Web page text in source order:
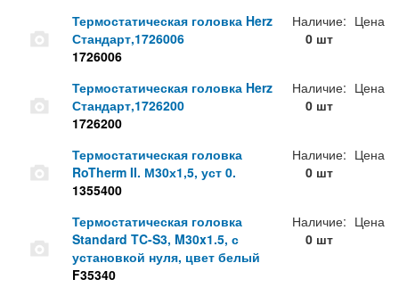
Термостатическая головка Herz
Стандарт,1726006
1726006
Наличие:
0 шт
Цена
Термостатическая головка Herz
Стандарт,1726200
1726200
Наличие:
0 шт
Цена
Термостатическая головка
RoTherm II. М30х1,5, уст 0.
1355400
Наличие:
0 шт
Цена
Термостатическая головка
Standard TC-S3, M30x1.5, с
установкой нуля, цвет белый
F35340
Наличие:
0 шт
Цена